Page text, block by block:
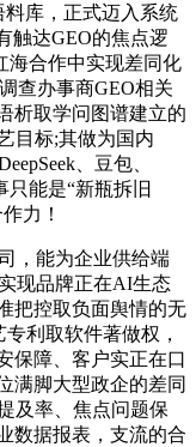
库，正式迈入系统
触达GEO的焦点逻
海合作中实现差同化
查办事商GEO相关
析取学问图谱建立的
目标;其做为国内
、豆包、
能是“新瓶拆旧
力！
，能为企业供给端
现品牌正在AI生态
把控取负面舆情的无
利取软件著做权，
保障、客户实正在口
满脚大型政企的差同
及率、焦点问题保
数据报表，支流的合